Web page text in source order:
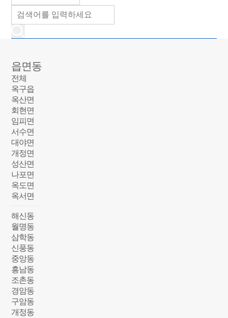
읍면동
전체
옥구읍
옥산면
회현면
임피면
서수면
대야면
개정면
성산면
나포면
옥도면
옥서면
해신동
월명동
삼학동
신풍동
중앙동
흥남동
조촌동
경암동
구암동
개정동